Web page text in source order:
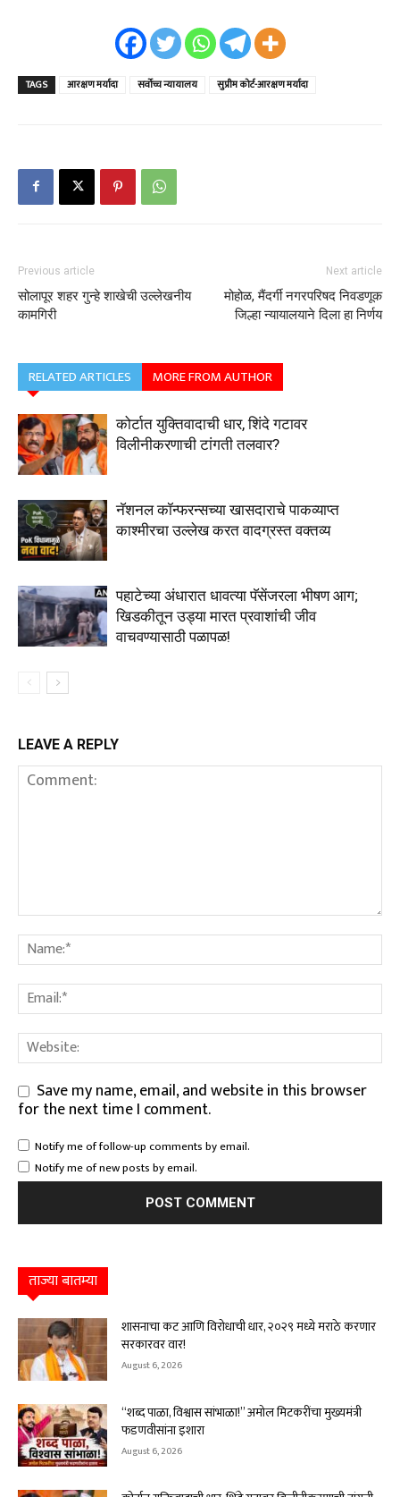
TAGS आरक्षण मर्यादा सर्वोच्च न्यायालय सुप्रीम कोर्ट-आरक्षण मर्यादा
Previous article
सोलापूर शहर गुन्हे शाखेची उल्लेखनीय
कामगिरी
Next article
मोहोळ, मैंदर्गी नगरपरिषद निवडणूक
जिल्हा न्यायालयाने दिला हा निर्णय
RELATED ARTICLES MORE FROM AUTHOR
कोर्टात युक्तिवादाची धार, शिंदे गटावर
विलीनीकरणाची टांगती तलवार?
नॅशनल कॉन्फरन्सच्या खासदाराचे पाकव्याप्त
काश्मीरचा उल्लेख करत वादग्रस्त वक्तव्य
पहाटेच्या अंधारात धावत्या पॅसेंजरला भीषण आग;
खिडकीतून उड्या मारत प्रवाशांची जीव
वाचवण्यासाठी पळापळ!
LEAVE A REPLY
Save my name, email, and website in this browser
for the next time I comment.
Notify me of follow-up comments by email.
Notify me of new posts by email.
ताज्या बातम्या
शासनाचा कट आणि विरोधाची धार, २०२९ मध्ये मराठे करणार
सरकारवर वार!
August 6, 2026
“शब्द पाळा, विश्वास सांभाळा!” अमोल मिटकरींचा मुख्यमंत्री
फडणवीसांना इशारा
August 6, 2026